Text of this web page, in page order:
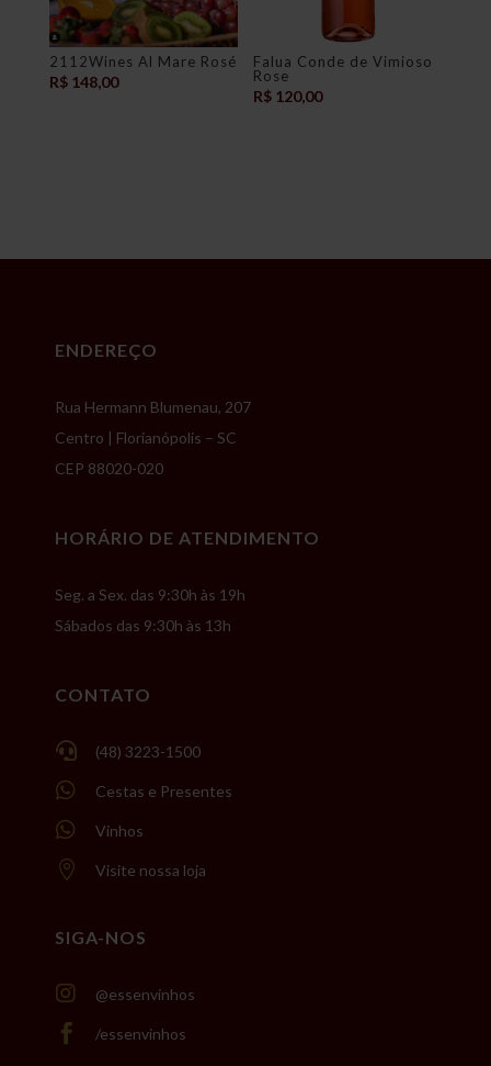
2112Wines Al Mare Rosé
R$148,00
Falua Conde de Vimioso
Rose
R$ 120,00
ENDEREÇO
Rua Hermann Blumenau, 207
Centro | Florianópolis – SC
CEP 88020-020
HORÁRIO DE ATENDIMENTO
Seg. a Sex. das 9:30h às 19h
Sábados das 9:30h às 13h
CONTATO
 (48) 3223-1500
 Cestas e Presentes
 Vinhos
 Visite nossa loja
SIGA-NOS
 @essenvinhos
 /essenvinhos